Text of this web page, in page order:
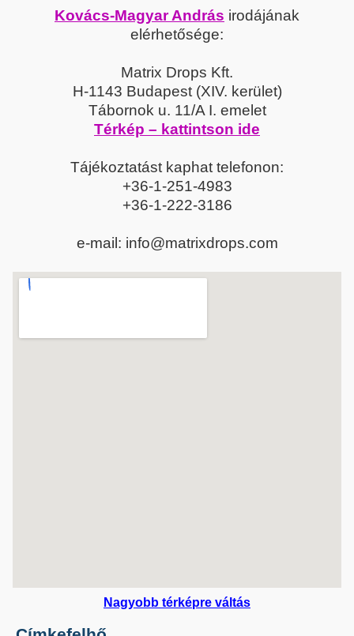
Kovács-Magyar András irodájának
elérhetősége:
Matrix Drops Kft.
H-1143 Budapest (XIV. kerület)
Tábornok u. 11/A I. emelet
Térkép – kattintson ide
Tájékoztatást kaphat telefonon:
+36-1-251-4983
+36-1-222-3186
e-mail: info@matrixdrops.com
Nagyobb térképre váltás